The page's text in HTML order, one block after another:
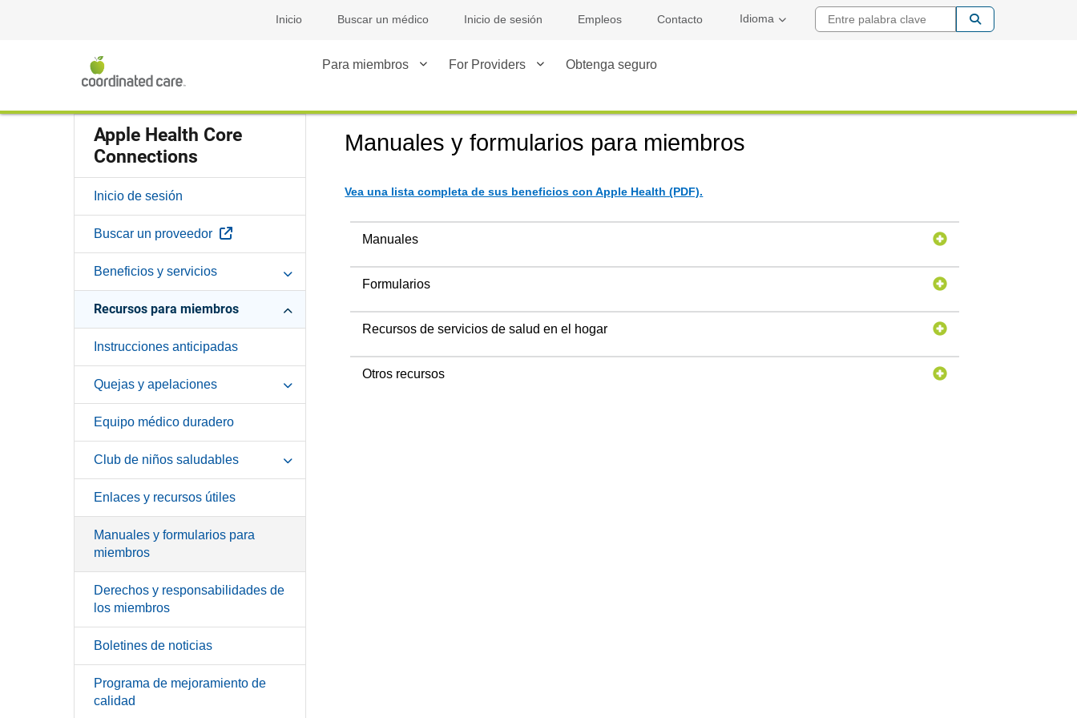
Inicio Buscar un médico Inicio de sesión Empleos Contacto Idioma Entre palabra
Para miembros For Providers Obtenga seguro
Apple Health Core
Connections
Inicio de sesión
Buscar un proveedor Sitio Externo
Beneficios y servicios
Recursos para miembros
Instrucciones anticipadas
Quejas y apelaciones
Equipo médico duradero
Club de niños saludables
Enlaces y recursos útiles
Manuales y formularios para
miembros
Derechos y responsabilidades de
los miembros
Boletines de noticias
Programa de mejoramiento de
calidad
Manuales y formularios para miembros
Vea una lista completa de sus beneficios con Apple Health (PDF).
Manuales
Formularios
Recursos de servicios de salud en el hogar
Otros recursos